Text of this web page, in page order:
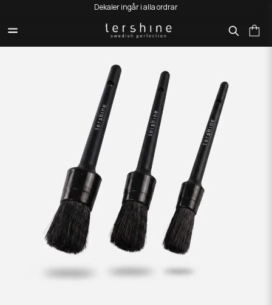
Dekaler ingår i alla ordrar
REKONDPENSLAR